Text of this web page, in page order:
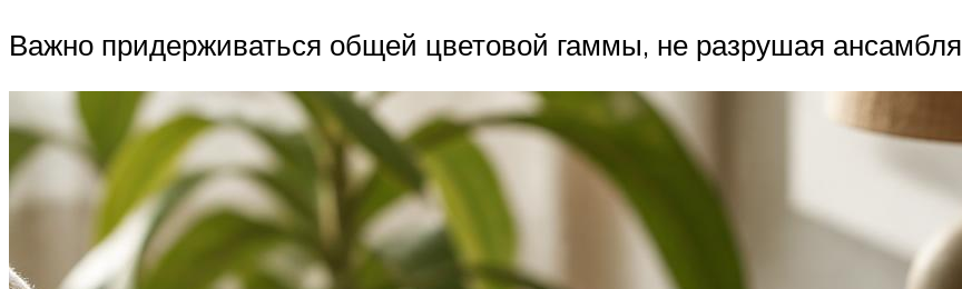
Важно придерживаться общей цветовой гаммы, не разрушая ансамбля